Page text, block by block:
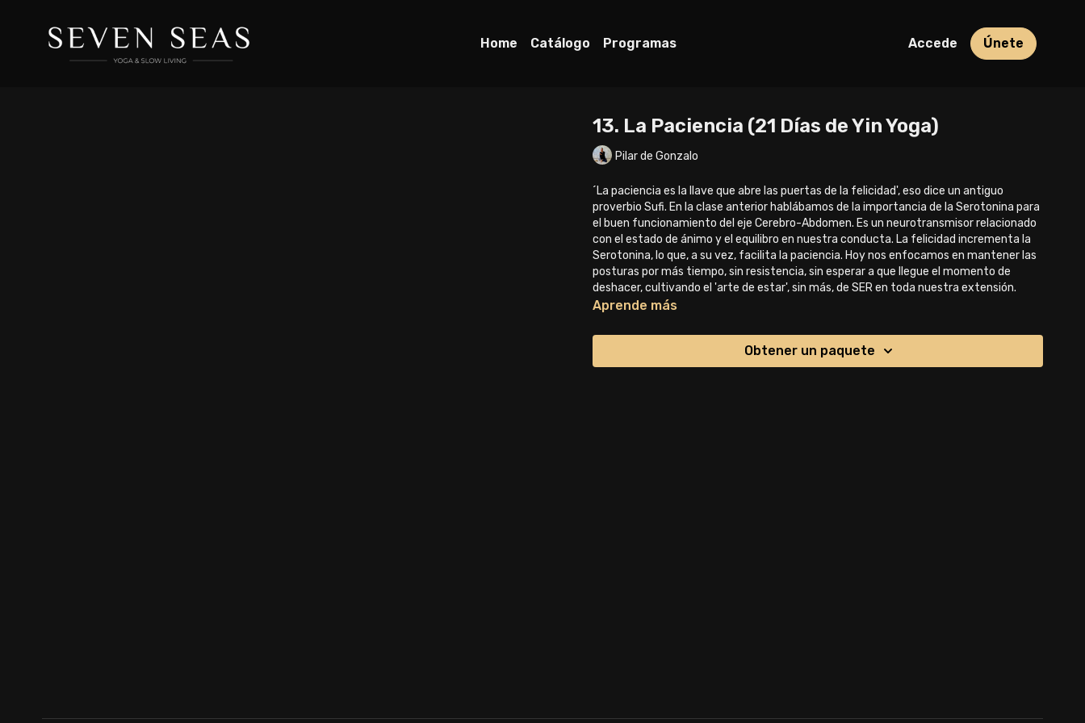
Home Catálogo Programas Accede Únete
13. La Paciencia (21 Días de Yin Yoga)
Pilar de Gonzalo
´La paciencia es la llave que abre las puertas de la felicidad', eso dice un antiguo
proverbio Sufi. En la clase anterior hablábamos de la importancia de la Serotonina para
el buen funcionamiento del eje Cerebro-Abdomen. Es un neurotransmisor relacionado
con el estado de ánimo y el equilibro en nuestra conducta. La felicidad incrementa la
Serotonina, lo que, a su vez, facilita la paciencia. Hoy nos enfocamos en mantener las
posturas por más tiempo, sin resistencia, sin esperar a que llegue el momento de
deshacer, cultivando el 'arte de estar', sin más, de SER en toda nuestra extensión.
Aprende más
Obtener un paquete